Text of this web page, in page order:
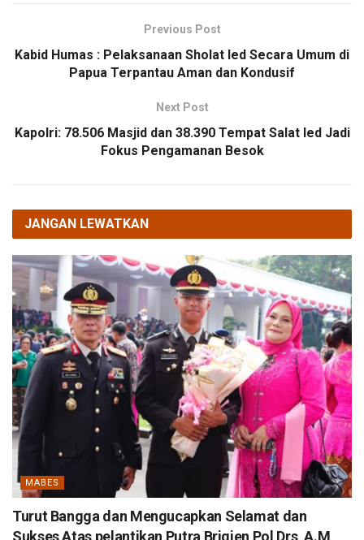
Previous Post
Kabid Humas : Pelaksanaan Sholat Ied Secara Umum di
Papua Terpantau Aman dan Kondusif
Next Post
Kapolri: 78.506 Masjid dan 38.390 Tempat Salat Ied Jadi
Fokus Pengamanan Besok
JANGAN LEWATKAN
MABES
Turut Bangga dan Mengucapkan Selamat dan
Sukses Atas pelantikan Putra Brigjen Pol Drs, A.M